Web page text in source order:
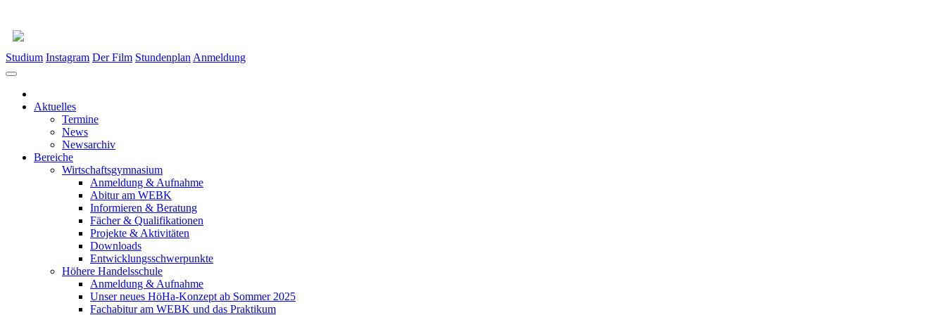
Studium Instagram Der Film Stundenplan Anmeldung
Aktuelles
Termine
News
Newsarchiv
Bereiche
Wirtschaftsgymnasium
Anmeldung & Aufnahme
Abitur am WEBK
Informieren & Beratung
Fächer & Qualifikationen
Projekte & Aktivitäten
Downloads
Entwicklungsschwerpunkte
Höhere Handelsschule
Anmeldung & Aufnahme
Unser neues HöHa-Konzept ab Sommer 2025
Fachabitur am WEBK und das Praktikum